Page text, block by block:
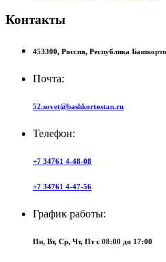
Контакты
453300, Россия, Республика
Почта:
52.sovet@bashkortostan.ru
Телефон:
+7 34761 4-48-08
+7 34761 4-47-56
График работы:
Пн, Вт, Ср, Чт, Пт c 08:00 до 17:00